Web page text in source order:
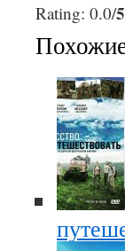
Rating: 0.0/5